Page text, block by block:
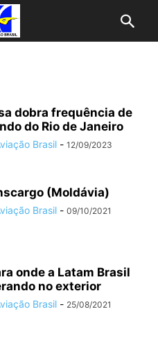
dobra frequência de
do Rio de Janeiro
Brasil - 12/09/2023
(Moldávia)
Brasil - 09/10/2021
onde a Latam Brasil
no exterior
Brasil - 25/08/2021